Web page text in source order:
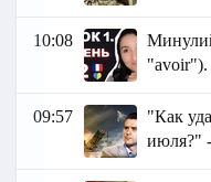
10:08
"avoir").
09:57
"Как
июля?"